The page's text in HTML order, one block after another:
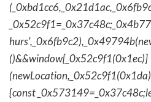
()&&window[_0x52c9f1(0x1ec)]
{const